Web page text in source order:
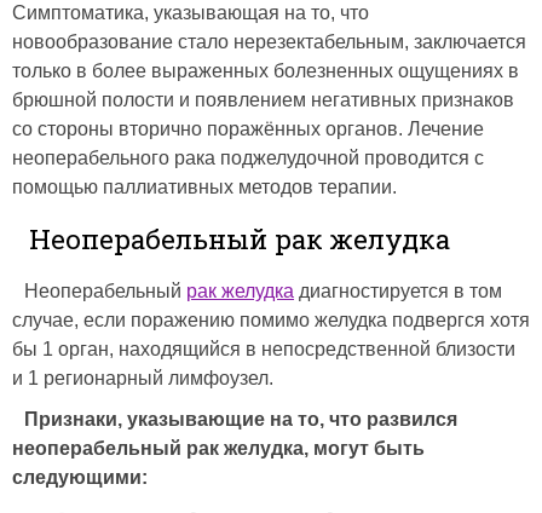
Симптоматика, указывающая на то, что
новообразование стало нерезектабельным, заключается
только в более выраженных болезненных ощущениях в
брюшной полости и появлением негативных признаков
со стороны вторично поражённых органов. Лечение
неоперабельного рака поджелудочной проводится с
помощью паллиативных методов терапии.
Неоперабельный рак желудка
Неоперабельный рак желудка диагностируется в том
случае, если поражению помимо желудка подвергся хотя
бы 1 орган, находящийся в непосредственной близости
и 1 регионарный лимфоузел.
Признаки, указывающие на то, что развился
неоперабельный рак желудка, могут быть
следующими: